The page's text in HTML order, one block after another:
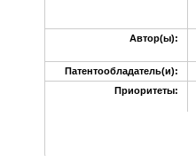
Автор(ы):
Патентообладатель(и):
Приоритеты: